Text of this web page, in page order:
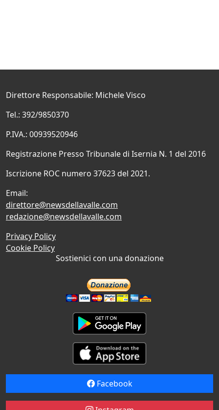
Direttore Responsabile: Michele Visco
Tel.: 392/9850370
P.IVA.: 00939520946
Registrazione Presso Tribunale di Isernia N. 1 del 2016
Iscrizione ROC numero 37623 del 2021.
Email:
direttore@newsdellavalle.com
redazione@newsdellavalle.com
Privacy Policy
Cookie Policy
Sostienici con una donazione
Facebook